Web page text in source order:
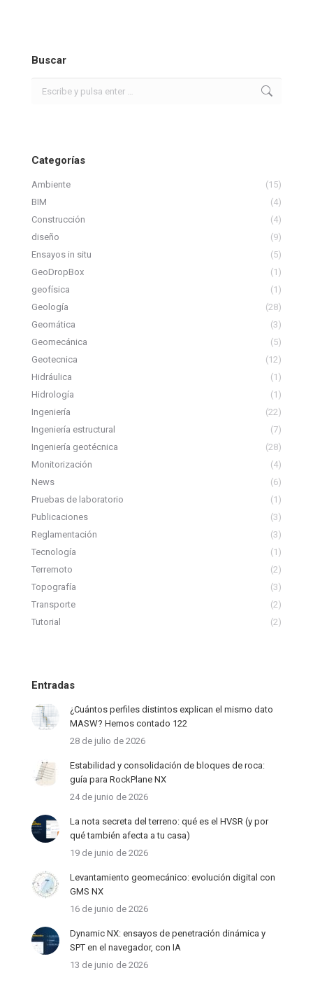
Buscar
Categorías
Ambiente
(15)
BIM
(4)
Construcción
(4)
diseño
(9)
Ensayos in situ
(5)
GeoDropBox
(1)
geofísica
(1)
Geología
(28)
Geomática
(3)
Geomecánica
(5)
Geotecnica
(12)
Hidráulica
(1)
Hidrología
(1)
Ingeniería
(22)
Ingeniería estructural
(7)
Ingeniería geotécnica
(28)
Monitorización
(4)
News
(6)
Pruebas de laboratorio
(1)
Publicaciones
(3)
Reglamentación
(3)
Tecnología
(1)
Terremoto
(2)
Topografía
(3)
Transporte
(2)
Tutorial
(2)
Entradas
¿Cuántos perfiles distintos explican el mismo dato
MASW? Hemos contado 122
28 de julio de 2026
Estabilidad y consolidación de bloques de roca:
guía para RockPlane NX
24 de junio de 2026
La nota secreta del terreno: qué es el HVSR (y por
qué también afecta a tu casa)
19 de junio de 2026
Levantamiento geomecánico: evolución digital con
GMS NX
16 de junio de 2026
Dynamic NX: ensayos de penetración dinámica y
SPT en el navegador, con IA
13 de junio de 2026